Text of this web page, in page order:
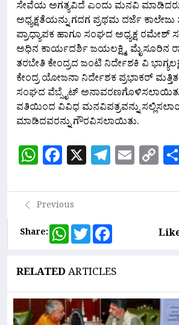
ಸೇವೆಯ ಅಗತ್ಯವಿದೆ ಎಂದು ಮನವಿ
ಅಧ್ಯಕ್ಷತೆಯನ್ನು ಗದಗ ಪ್ರಥಮ ದರ್ಜೆ
ಪ್ರಾಧ್ಯಾಪಕ ಹಾಗೂ ಸಂಘದ ಅಧ್ಯಕ್ಷ ರಮೇಶ್
ಅಧಿನ ಕಾರ್ಯದರ್ಶಿ ಜಯಲಕ್ಷ್ಮಿ, ಮೈಸೂರಿನ
ತರಬೇತಿ ಕೇಂದ್ರದ ಜಂಟಿ ನಿರ್ದೇಶಕಿ ವಿ
ಕೇಂದ್ರ ಯೋಜನಾ ನಿರ್ದೇಶಕ ಪ್ರಭಾಕರ್
ಸಂಘದ ವೆಬ್ಸೈಟ್
ವತಿಯಿಂದ ವಿವಿಧ ಮನವಿಪತ್ರವನ್ನು
ಮಾಡಿದವರನ್ನು ಗೌರವಿಸಲಾಯಿತು.
WhatsApp
Facebook
X
Previous
Share:
WhatsApp
Twitter
RELATEDARTICLES